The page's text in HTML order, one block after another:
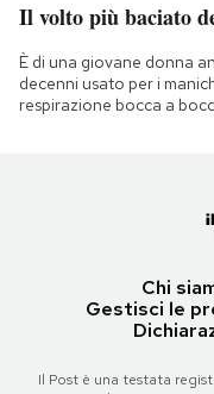
Il volto più baciato
È di una giovane donna
decenni usato per i
respirazione bocca a
Chi
Gestisci le
Il Post è una testata